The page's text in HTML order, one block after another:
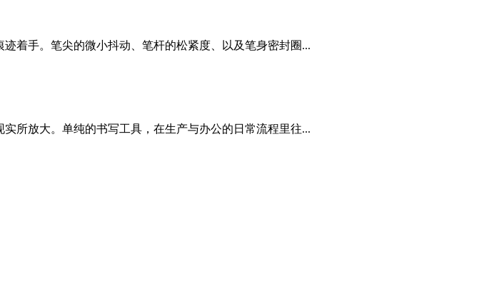
着手。笔尖的微小抖动、笔杆的松紧度、以及笔身密封圈...
所放大。单纯的书写工具，在生产与办公的日常流程里往...